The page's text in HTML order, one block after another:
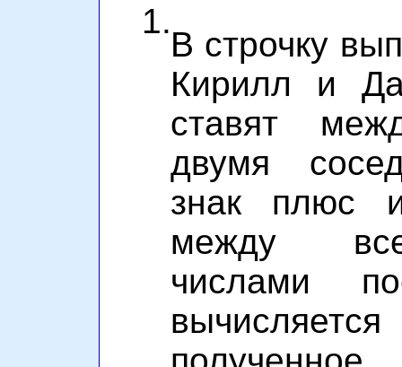
1.
В строчку
Кирилл и
ставят
двумя
знак плюс
между
числами